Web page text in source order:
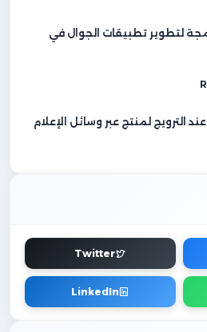
لتطوير تطبيقات الجوال في
عند الترويج لمنتج عبر وسائل الإعلام
Twitter
LinkedIn